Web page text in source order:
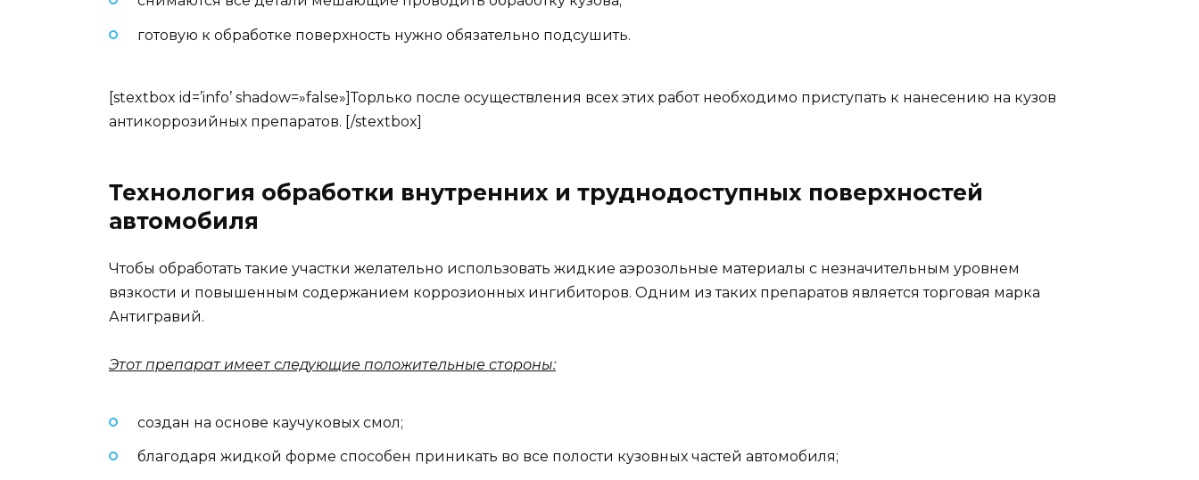
готовую к обработке поверхность нужно обязательно подсушить.
[stextbox id=’info’ shadow=»false»]Торлько после осуществления всех этих работ необходимо приступать к нанесению на кузов
антикоррозийных препаратов. [/stextbox]
Технология обработки внутренних и труднодоступных поверхностей
автомобиля
Чтобы обработать такие участки желательно использовать жидкие аэрозольные материалы с незначительным уровнем
вязкости и повышенным содержанием коррозионных ингибиторов. Одним из таких препаратов является торговая марка
Антигравий.
Этот препарат имеет следующие положительные стороны:
создан на основе каучуковых смол;
благодаря жидкой форме способен приникать во все полости кузовных частей автомобиля;